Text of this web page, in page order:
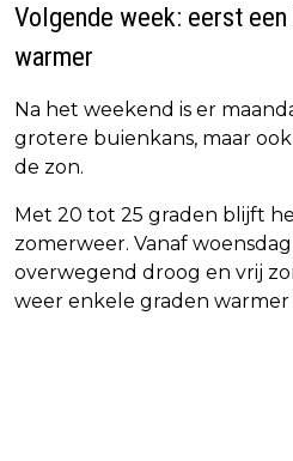
Volgende week: eerst
warmer
Na het weekend is er
grotere buienkans, maar
de zon.
Met 20 tot 25 graden blijft
zomerweer. Vanaf
overwegend droog en vrij
weer enkele graden